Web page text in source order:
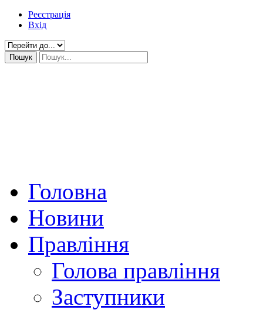
Реєстрація
Вхід
Головна
Новини
Правління
Голова правління
Заступники